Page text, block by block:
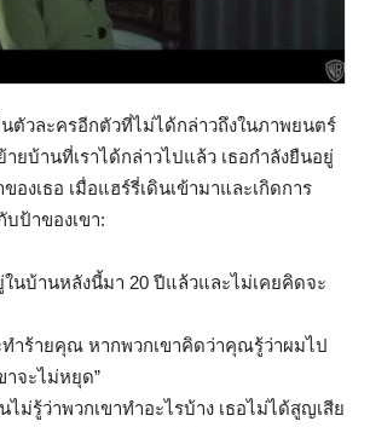
นตัวละครอีกตัวที่ไม่ได้กล่าวถึงในภาพยนตร์
ยบ้านที่เราได้กล่าวไปแล้ว เธอกำลังยืนอยู่
องเธอ เมื่อแฮร์รี่เดินเข้ามาและเกิดการ
บป้าของเขา:
นบ้านหลังนี้มา 20 ปีแล้วและไม่เคยคิดจะ
ทำร้ายคุณ หากพวกเขาคิดว่าคุณรู้ว่าผมไป
จะไม่หยุด”
ไม่รู้ว่าพวกเขาทำอะไรบ้าง เธอไม่ได้สูญเสีย